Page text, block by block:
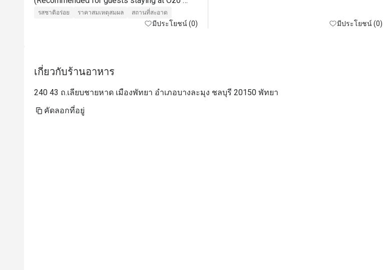
Hotel)
รสชาติอร่อย ราคาสมเหตุสมผล สถานที่สะอาด
มีประโยชน์ (0) มีประโยชน์ (0)
เกี่ยวกับร้านอาหาร
240 43 ถ.เลียบชายหาด เมืองพัทยา อำเภอบางละมุง ชลบุรี 20150 พัทยา
คัดลอกที่อยู่